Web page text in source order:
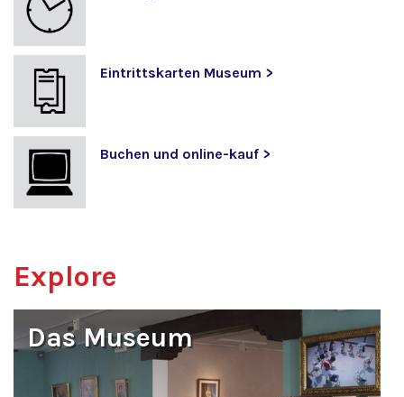
Eintrittskarten Museum >
Buchen und online-kauf >
Explore
Das Museum